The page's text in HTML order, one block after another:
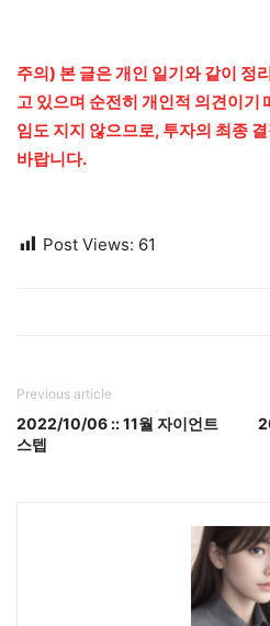
주의) 본 글은 개인 일기와 같이 정
고 있으며 순전히 개인적 의견이기
임도 지지 않으므로, 투자의 최종
바랍니다.
Post Views: 61
Previous article
2022/10/06 :: 11월 자이언트
스텝